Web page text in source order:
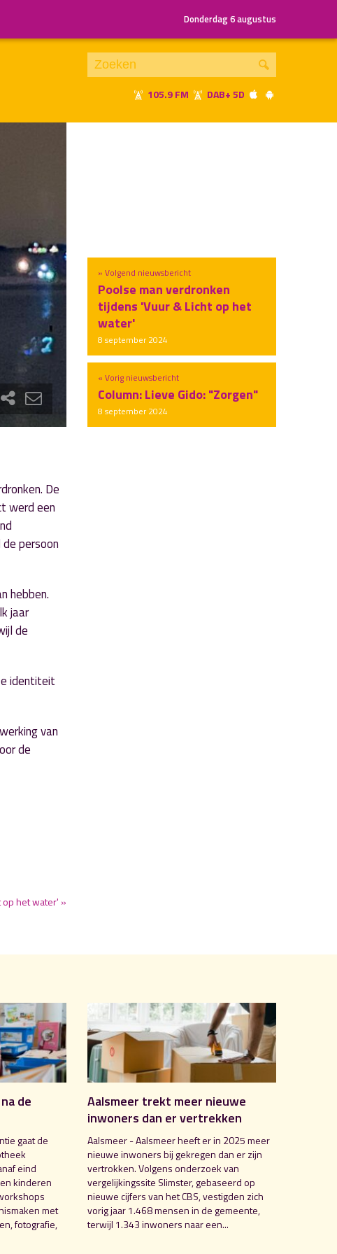
Donderdag 6 augustus
105.9 FM DAB+ 5D
« Vorig nieuwsbericht
Column: Lieve Gido: "Zorgen"
8 september 2024
» Volgend nieuwsbericht
Poolse man verdronken
tijdens 'Vuur & Licht op het
water'
8 september 2024
De
werd een
persoon
hebben.
jaar
de
identiteit
van
de
het water' »
de
gaat de
eind
kinderen
met
fotografie,
Aalsmeer trekt meer nieuwe
inwoners dan er vertrekken
Aalsmeer - Aalsmeer heeft er in 2025 meer
nieuwe inwoners bij gekregen dan er zijn
vertrokken. Volgens onderzoek van
vergelijkingssite Slimster, gebaseerd op
nieuwe cijfers van het CBS, vestigden zich
vorig jaar 1.468 mensen in de gemeente,
terwijl 1.343 inwoners naar een...